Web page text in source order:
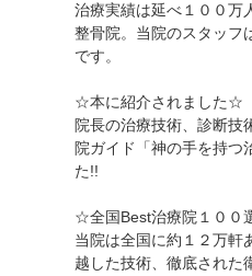
治療実績は延べ１００万
整骨院。当院のスタッフ
です。
☆本に紹介されました☆
院長の治療技術、診断技
院ガイド「神の手を持つ
た!!
☆全国Best治療院１００
当院は全国に約１２万軒
越した技術、徹底された